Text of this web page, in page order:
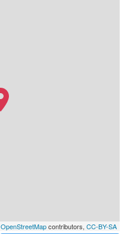
OpenStreetMapcontributors, CC-BY-SA